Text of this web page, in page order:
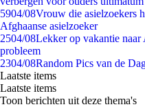
5904/08Vrouw die asielzoekers
Afghaanse asielzoeker
2504/08Lekker op vakantie naar
probleem
2304/08Random Pics van de
Laatste items
Laatste items
Toon berichten uit deze thema's